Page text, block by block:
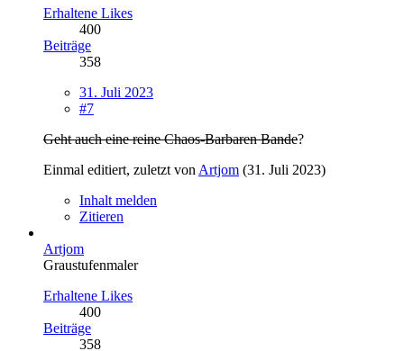
Erhaltene Likes
400
Beiträge
358
31. Juli 2023
#7
Geht auch eine reine Chaos-Barbaren Bande?
Einmal editiert, zuletzt von Artjom (31. Juli 2023)
Inhalt melden
Zitieren
Artjom
Graustufenmaler
Erhaltene Likes
400
Beiträge
358